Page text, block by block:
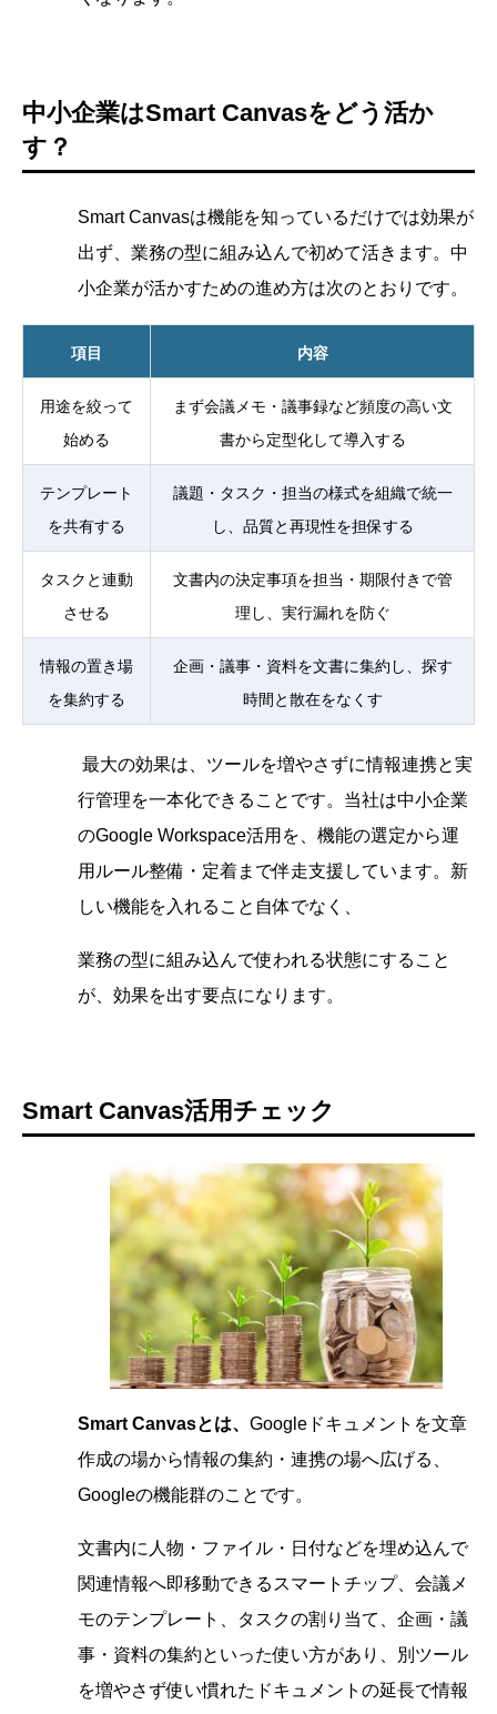
中小企業はSmart Canvasをどう活か
す？
Smart Canvasは機能を知っているだけでは効果が
出ず、業務の型に組み込んで初めて活きます。中
小企業が活かすための進め方は次のとおりです。
項目 内容
用途を絞って
始める
まず会議メモ・議事録など頻度の高い文
書から定型化して導入する
テンプレート
を共有する
議題・タスク・担当の様式を組織で統一
し、品質と再現性を担保する
タスクと連動
させる
文書内の決定事項を担当・期限付きで管
理し、実行漏れを防ぐ
情報の置き場
を集約する
企画・議事・資料を文書に集約し、探す
時間と散在をなくす
最大の効果は、ツールを増やさずに情報連携と実
行管理を一本化できることです。当社は中小企業
のGoogle Workspace活用を、機能の選定から運
用ルール整備・定着まで伴走支援しています。新
しい機能を入れること自体でなく、
業務の型に組み込んで使われる状態にすること
が、効果を出す要点になります。
Smart Canvas活用チェック
Smart Canvasとは、 Googleドキュメントを文章
作成の場から情報の集約・連携の場へ広げる、
Googleの機能群のことです。
文書内に人物・ファイル・日付などを埋め込んで
関連情報へ即移動できるスマートチップ、会議メ
モのテンプレート、タスクの割り当て、企画・議
事・資料の集約といった使い方があり、別ツール
を増やさず使い慣れたドキュメントの延長で情報